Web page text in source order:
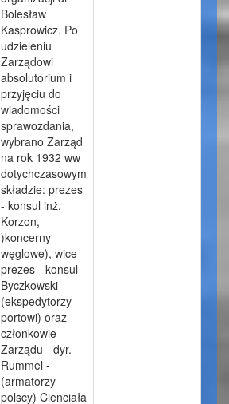
Bolesław
Kasprowicz. Po
udzieleniu
Zarządowi
absolutorium i
przyjęciu do
wiadomości
sprawozdania,
wybrano Zarząd
na rok 1932 ww
dotychczasowym
składzie: prezes
- konsul inż.
Korzon,
)koncerny
węglowe), wice
prezes - konsul
Byczkowski
(ekspedytorzy
portowi) oraz
członkowie
Zarządu - dyr.
Rummel -
(armatorzy
polscy) Cienciała